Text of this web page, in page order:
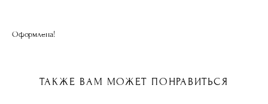
Оформлена!
ТАКЖЕ ВАМ МОЖЕТ ПОНРАВИТЬСЯ